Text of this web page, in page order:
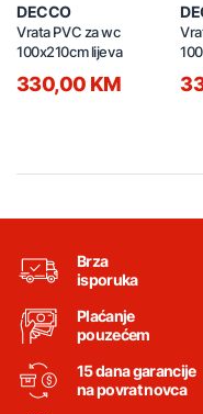
DECCO
Vrata PVC za wc
100x210cm lijeva
330,00 KM
Brza
isporuka
Plaćanje
pouzećem
15 dana garancije
na povrat novca